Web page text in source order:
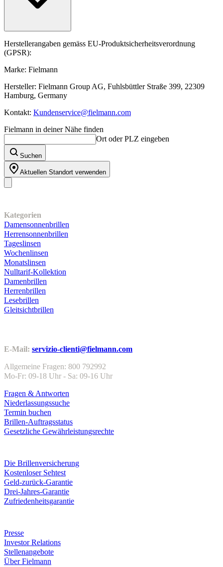
Herstellerangaben gemäss EU-Produktsicherheitsverordnung
(GPSR):
Marke: Fielmann
Hersteller: Fielmann Group AG, Fuhlsbüttler Straße 399, 22309
Hamburg, Germany
Kontakt: Kundenservice@fielmann.com
Fielmann in deiner Nähe finden
Ort oder PLZ eingeben
Suchen
Aktuellen Standort verwenden
Kategorien
Damensonnenbrillen
Herrensonnenbrillen
Tageslinsen
Wochenlinsen
Monatslinsen
Nulltarif-Kollektion
Damenbrillen
Herrenbrillen
Lesebrillen
Gleitsichtbrillen
E-Mail: servizio-clienti@fielmann.com
Allgemeine Fragen: 800 792992
Mo-Fr: 09-18 Uhr - Sa: 09-16 Uhr
Fragen & Antworten
Niederlassungssuche
Termin buchen
Brillen-Auftragsstatus
Gesetzliche Gewährleistungsrechte
Die Brillenversicherung
Kostenloser Sehtest
Geld-zurück-Garantie
Drei-Jahres-Garantie
Zufriedenheitsgarantie
Presse
Investor Relations
Stellenangebote
Über Fielmann